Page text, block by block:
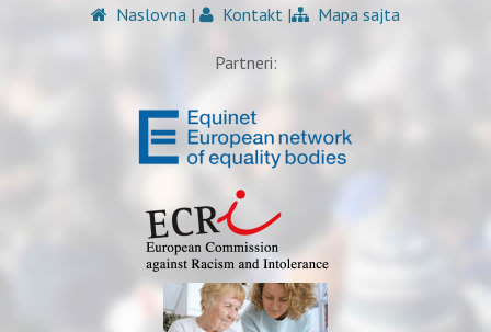
Naslovna | Kontakt | Mapa sajta
Partneri: